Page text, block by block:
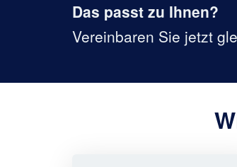
Das passt zu Ihnen?
Vereinbaren Sie jetzt